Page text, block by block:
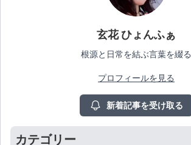
玄花 ひょんふぁ
根源と日常を結ぶ言葉を綴る
プロフィールを見る
新着記事を受け取る
カテゴリー